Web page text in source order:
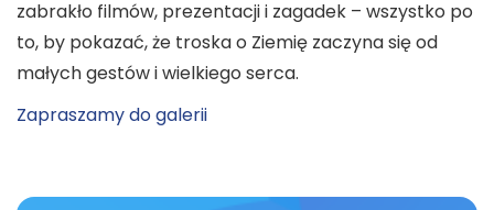
zabrakło filmów, prezentacji i zagadek – wszystko po
to, by pokazać, że troska o Ziemię zaczyna się od
małych gestów i wielkiego serca.
Zapraszamy do galerii